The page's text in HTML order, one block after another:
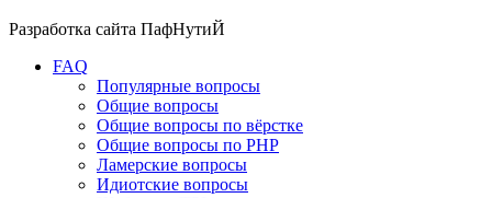
Разработка сайта ПафНутиЙ
FAQ
Популярные вопросы
Общие вопросы
Общие вопросы по вёрстке
Общие вопросы по PHP
Ламерские вопросы
Идиотские вопросы